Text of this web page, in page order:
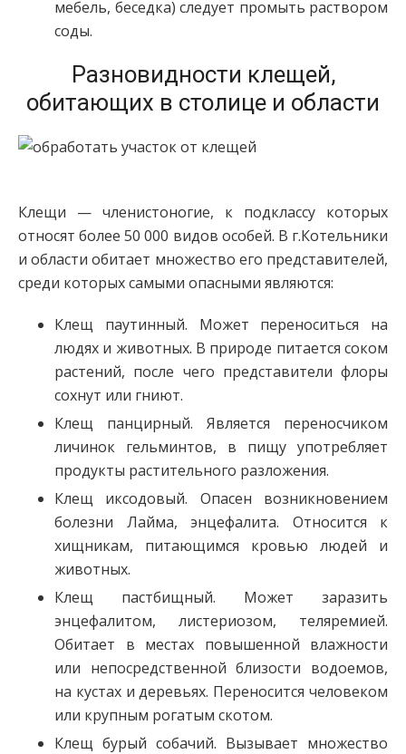
мебель, беседка) следует промыть раствором
соды.
Разновидности клещей,
обитающих в столице и области
Клещи — членистоногие, к подклассу которых
относят более 50 000 видов особей. В г.Котельники
и области обитает множество его представителей,
среди которых самыми опасными являются:
Клещ паутинный. Может переноситься на
людях и животных. В природе питается соком
растений, после чего представители флоры
сохнут или гниют.
Клещ панцирный. Является переносчиком
личинок гельминтов, в пищу употребляет
продукты растительного разложения.
Клещ иксодовый. Опасен возникновением
болезни Лайма, энцефалита. Относится к
хищникам, питающимся кровью людей и
животных.
Клещ пастбищный. Может заразить
энцефалитом, листериозом, теляремией.
Обитает в местах повышенной влажности
или непосредственной близости водоемов,
на кустах и деревьях. Переносится человеком
или крупным рогатым скотом.
Клещ бурый собачий. Вызывает множество